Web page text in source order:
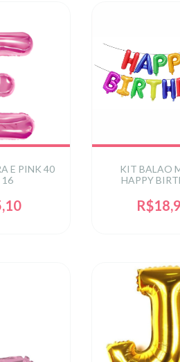
E PINK 40
16
KIT BALAO
HAPPY
FLUTUA) C/